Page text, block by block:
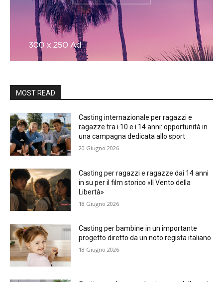
MOST READ
Casting internazionale per ragazzi e
ragazze tra i 10 e i 14 anni: opportunità in
una campagna dedicata allo sport
20 Giugno 2026
Casting per ragazzi e ragazze dai 14 anni
in su per il film storico «Il Vento della
Libertà»
18 Giugno 2026
Casting per bambine in un importante
progetto diretto da un noto regista italiano
18 Giugno 2026